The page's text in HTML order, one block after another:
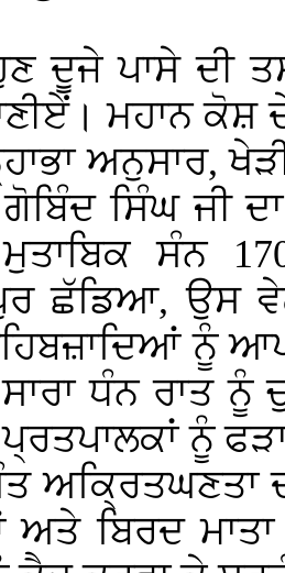
ਦੂਜੇ ਪਾਸੇ ਦੀ
ਮਹਾਨ ਕੋਸ਼
ਅਨੁਸਾਰ,
ਸਿੰਘ ਜੀ
ਮੁਤਾਬਿਕ ਸੰਨ
ਛੱਡਿਆ, ਉਸ
ਨੂੰ
ਸਾਰਾ ਧੰਨ ਰਾਤ
ਨੂੰ
ਅਕ੍ਰਿਤਘਣਤਾ
ਬਿਰਦ ਮਾਤਾ